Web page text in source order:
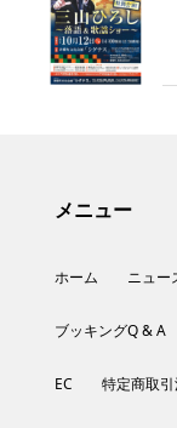
メニュー
ホーム ニュー
ブッキングQ & A
EC 特定商取